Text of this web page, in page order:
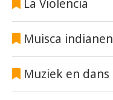
La Violencia
Muisca indianen
Muziek en dans